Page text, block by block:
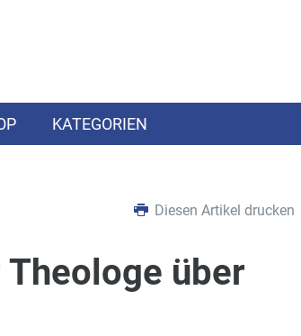
KATEGORIEN
Diesen Artikel drucken
über